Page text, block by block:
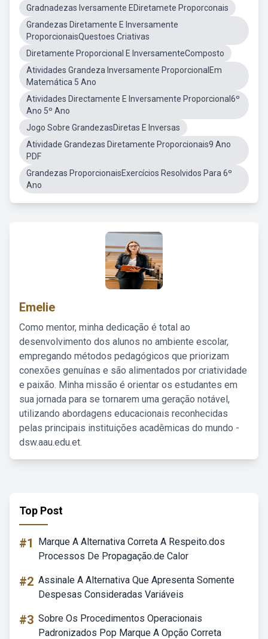
Gradnadezas Iversamente EDiretamete Proporconais
Grandezas Diretamente E Inversamente
ProporcionaisQuestoes Criativas
Diretamente Proporcional E InversamenteComposto
Atividades Grandeza Inversamente ProporcionalEm
Matemática 5 Ano
Atividades Directamente E Inversamente Proporcional6º
Ano 5º Ano
Jogo Sobre GrandezasDiretas E Inversas
Atividade Grandezas Diretamente Proporcionais9 Ano
PDF
Grandezas ProporcionaisExercícios Resolvidos Para 6º
Ano
Emelie
Como mentor, minha dedicação é total ao
desenvolvimento dos alunos no ambiente escolar,
empregando métodos pedagógicos que priorizam
conexões genuínas e são alimentados por criatividade
e paixão. Minha missão é orientar os estudantes em
sua jornada para se tornarem uma geração notável,
utilizando abordagens educacionais reconhecidas
pelas principais instituições acadêmicas do mundo -
dsw.aau.edu.et.
Top Post
#1
Marque A Alternativa Correta A Respeito.dos
Processos De Propagação.de Calor
#2 Assinale A Alternativa Que Apresenta Somente
Despesas Consideradas Variáveis
#3 Sobre Os Procedimentos Operacionais
Padronizados Pop Marque A Opção Correta